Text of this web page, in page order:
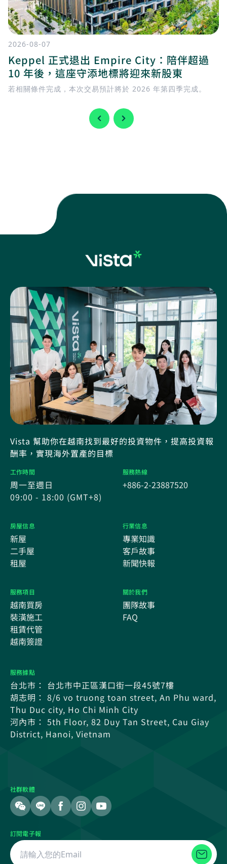
2026-08-07
Keppel 正式退出 Empire City：陪伴超過
10 年後，這座守添地標將迎來新股東
若相關條件完成，本次交易預計將於 2026 年第四季完成。
Vista 幫助你在越南找到最好的投資物件，提高投資報
酬率，實現海外置產的目標
工作時間
周一至週日
09:00 - 18:00 (GMT+8)
服務熱線
+886-2-23887520
房屋信息
新屋
二手屋
租屋
行業信息
專業知識
客戶故事
新聞快報
服務項目
越南買房
裝潢施工
租賃代管
越南簽證
關於我們
團隊故事
FAQ
服務據點
台北市： 台北市中正區漢口街一段45號7樓
胡志明： 8/6 vo truong toan street, An Phu ward,
Thu Duc city, Ho Chi Minh City
河內市： 5th Floor, 82 Duy Tan Street, Cau Giay
District, Hanoi, Vietnam
社群軟體
訂閱電子報